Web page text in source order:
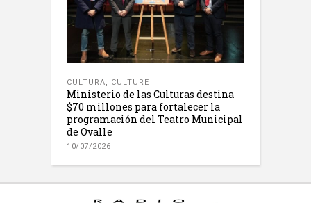
CULTURA, CULTURE
Ministerio de las Culturas destina
$70 millones para fortalecer la
programación del Teatro Municipal
de Ovalle
10/07/2026